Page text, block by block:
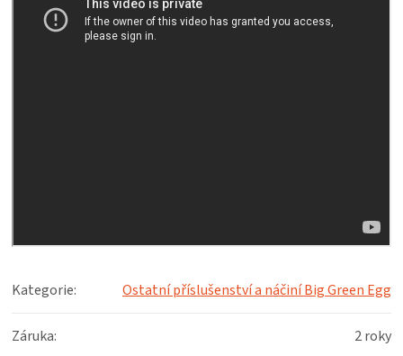
Kategorie: Ostatní příslušenství a náčiní Big Green Egg
Záruka: 2 roky